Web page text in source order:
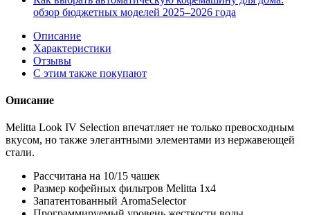
обзор бюджетных моделей 2025–2026 года
Описание
Характеристики
Отзывы
С этим также покупают
Описание
Melitta Look IV Selection впечатляет не только превосходным
вкусом, но также элегантными элементами из нержавеющей
стали.
Рассчитана на 10/15 чашек
Размер кофейных фильтров Melitta 1x4
Запатентованный AromaSelector